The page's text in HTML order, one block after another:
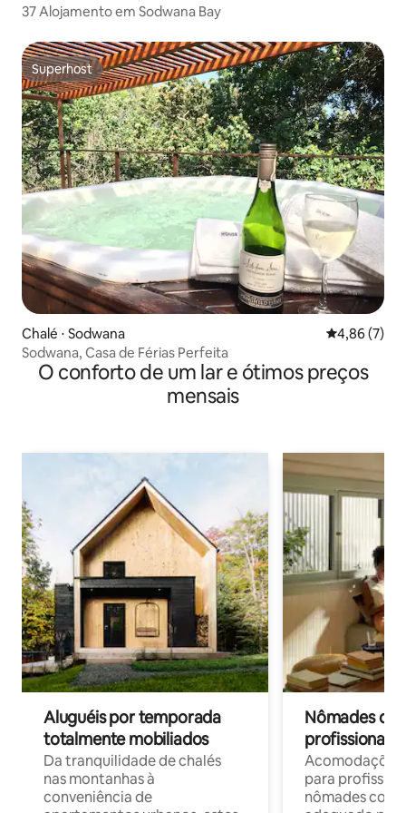
37 Alojamento em Sodwana Bay
Superhost
Superhost
Chalé ⋅ Sodwana 4,86 de uma
4,86 (7)
Sodwana, Casa de Férias Perfeita
O conforto de um lar e ótimos preços
mensais
Aluguéis por temporada
totalmente mobiliados
Da tranquilidade de chalés
nas montanhas à
conveniência de
Nômades
profissionais
para
nômades com